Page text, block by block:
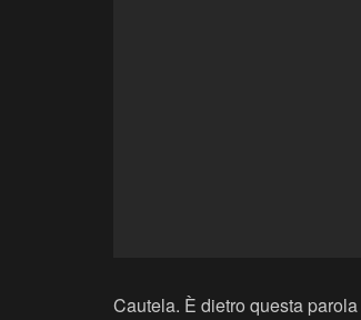
Cautela. È dietro questa